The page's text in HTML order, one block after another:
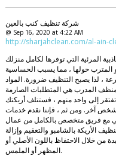
شركة تنظيف كنب بالعين
@ Sep 16, 2020 at 4:22 AM
http://sharjahclean.com/al-ain-
المرئية التي توفرها لكامل منزلك
المترب حولها ، مما يسبب الحساسية
، لذا يصبح التنظيف ضرورة. المواد
المدرب هي المتطلبات الصارمة
إلى واحد منهم ، فستتلف أريكتك
آخر. ومن ثم ، فإننا نقدم خدمات
مع فريق متخصص بالكامل من عمال
الأريكة بالشامبو والتعقيم وإزالة
من خلال الاحتفاظ باللون الأصلي أو
المظهر أو الملمس.